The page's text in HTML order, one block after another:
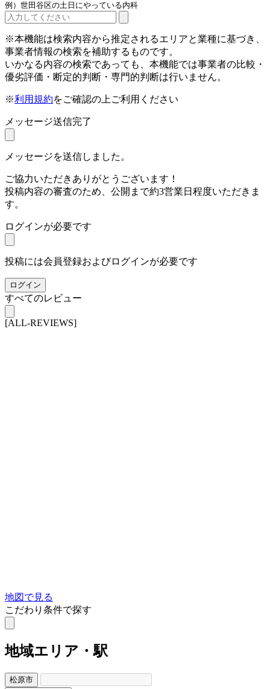
例）世田谷区の土日にやっている内科
※本機能は検索内容から推定されるエリアと業種に基づき、
事業者情報の検索を補助するものです。
いかなる内容の検索であっても、本機能では事業者の比較・
優劣評価・断定的判断・専門的判断は行いません。
※利用規約をご確認の上ご利用ください
メッセージ送信完了
メッセージを送信しました。
ご協力いただきありがとうございます！
投稿内容の審査のため、公開まで約3営業日程度いただきま
す。
ログインが必要です
投稿には会員登録およびログインが必要です
ログイン
すべてのレビュー
[ALL-REVIEWS]
地図で見る
こだわり条件で探す
地域エリア・駅
松原市